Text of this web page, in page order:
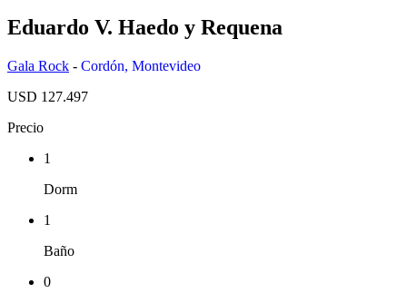
Eduardo V. Haedo y Requena
Gala Rock - Cordón, Montevideo
USD 127.497
Precio
1
Dorm
1
Baño
0